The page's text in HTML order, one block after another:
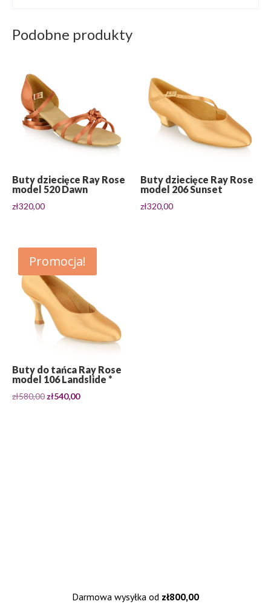
Podobne produkty
Buty dziecięce Ray Rose
model 520 Dawn
zł320,00
Buty dziecięce Ray Rose
model 206 Sunset
zł320,00
Promocja!
Buty do tańca Ray Rose
model 106 Landslide *
zł580,00 Pierwotna
zł540,00Aktualna
Darmowa wysyłka od zł800,00